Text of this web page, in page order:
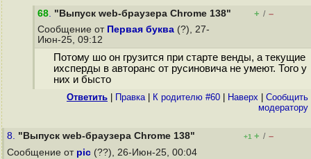
68. "Выпуск web-браузера Chrome 138" + / –
Сообщение от Первая буква (?), 27-
Июн-25, 09:12
Потому шо он грузится при старте венды, а текущие
ихсперды в авторанс от русиновича не умеют. Того у
них и бысто
Ответить Правка| К родителю #60 Наверх
Cообщить
модератору
8. "Выпуск web-браузера Chrome 138" +1 + / –
Сообщение от pic (??), 26-Июн-25, 00:04